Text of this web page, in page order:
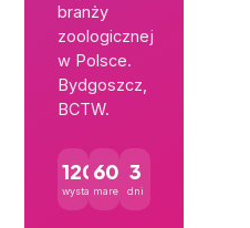
branży
zoologicznej
w Polsce.
Bydgoszcz,
BCTW.
120+
wystawców
600+
marek
3
dni